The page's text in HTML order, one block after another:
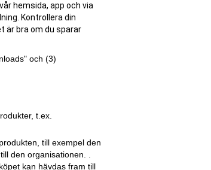
hemsida, app och via
Kontrollera din
är bra om du sparar
och (3)
t.ex.
till exempel den
den organisationen. .
kan hävdas fram till